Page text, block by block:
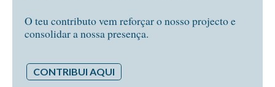
O teu contributo vem reforçar o nosso projecto e
consolidar a nossa presença.
CONTRIBUI AQUI